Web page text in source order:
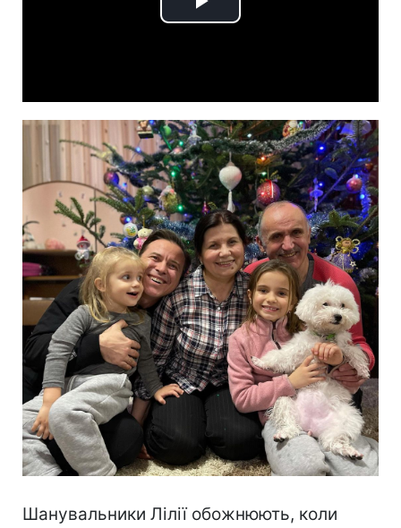
Play
Шанувальники Лілії обожнюють, коли